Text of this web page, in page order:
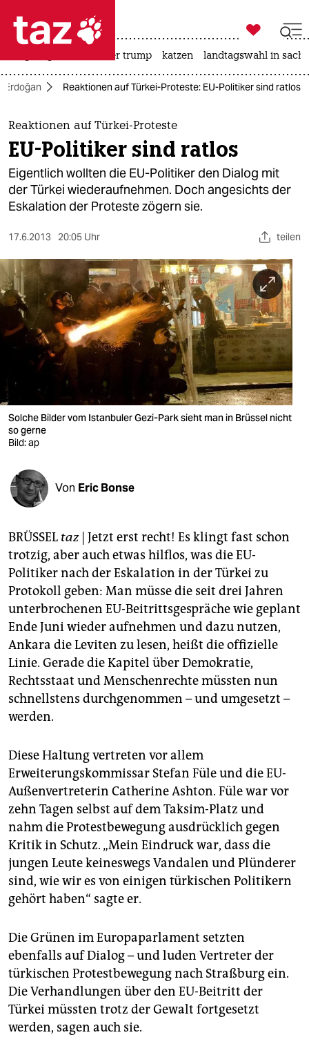
 taz zahl ich
taz zahl ich
themen
politik
öko
sport
berlin
nord
wahrheit
verlag
verlag
shop
fragen & hilfe
unterstützen
abo
genossenschaft
epaper login

taz zahl ich
usa unter trump katzen landtagswahl in
Erdoğan Reaktionen auf Türkei-Proteste: EU-Politiker sind ratlos
Reaktionen auf Türkei-Proteste
EU-Politiker sind ratlos
Eigentlich wollten die EU-Politiker den Dialog mit
der Türkei wiederaufnehmen. Doch angesichts der
Eskalation der Proteste zögern sie.
17.6.2013 20:05 Uhr teilen
Solche Bilder vom Istanbuler Gezi-Park sieht man in Brüssel nicht
so gerne
Bild: ap
Von Eric Bonse
BRÜSSEL taz| Jetzt erst recht! Es klingt fast schon
trotzig, aber auch etwas hilflos, was die EU-
Politiker nach der Eskalation in der Türkei zu
Protokoll geben: Man müsse die seit drei Jahren
unterbrochenen EU-Beitrittsgespräche wie geplant
Ende Juni wieder aufnehmen und dazu nutzen,
Ankara die Leviten zu lesen, heißt die offizielle
Linie. Gerade die Kapitel über Demokratie,
Rechtsstaat und Menschenrechte müssten nun
schnellstens durchgenommen – und umgesetzt –
werden.
Diese Haltung vertreten vor allem
Erweiterungskommissar Stefan Füle und die EU-
Außenvertreterin Catherine Ashton. Füle war vor
zehn Tagen selbst auf dem Taksim-Platz und
nahm die Protestbewegung ausdrücklich gegen
Kritik in Schutz. „Mein Eindruck war, dass die
jungen Leute keineswegs Vandalen und Plünderer
sind, wie wir es von einigen türkischen Politikern
gehört haben“ sagte er.
Die Grünen im Europaparlament setzten
ebenfalls auf Dialog – und luden Vertreter der
türkischen Protestbewegung nach Straßburg ein.
Die Verhandlungen über den EU-Beitritt der
Türkei müssten trotz der Gewalt fortgesetzt
werden, sagen auch sie.